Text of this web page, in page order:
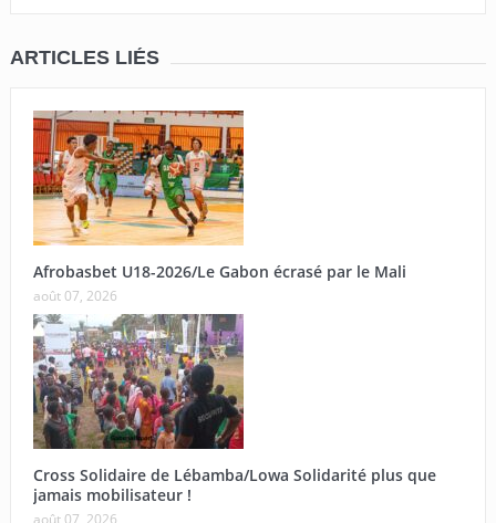
ARTICLES LIÉS
Afrobasbet U18-2026/Le Gabon écrasé par le Mali
août 07, 2026
Cross Solidaire de Lébamba/Lowa Solidarité plus que
jamais mobilisateur !
août 07, 2026